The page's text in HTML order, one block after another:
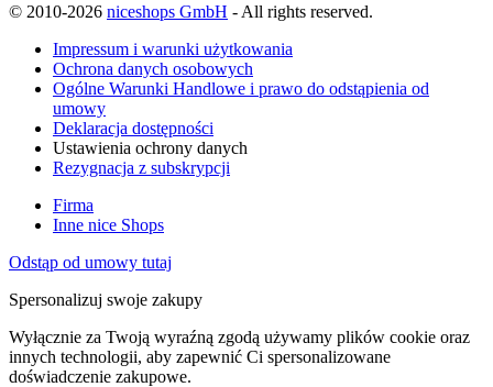
© 2010-2026 niceshops GmbH - All rights reserved.
Impressum i warunki użytkowania
Ochrona danych osobowych
Ogólne Warunki Handlowe i prawo do odstąpienia od
umowy
Deklaracja dostępności
Ustawienia ochrony danych
Rezygnacja z subskrypcji
Firma
Inne nice Shops
Odstąp od umowy tutaj
Spersonalizuj swoje zakupy
Wyłącznie za Twoją wyraźną zgodą używamy plików cookie oraz
innych technologii, aby zapewnić Ci spersonalizowane
doświadczenie zakupowe.